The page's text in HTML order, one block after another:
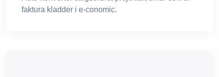
faktura kladder i e-conomic.